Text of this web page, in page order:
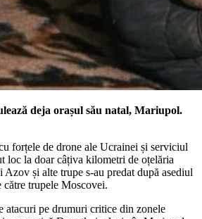
deja orașul său natal, Mariupol.
forțele de drone ale Ucrainei și serviciul
loc la doar câțiva kilometri de oțelăria
Azov și alte trupe s-au predat după asediul
trupele Moscovei.
atacuri pe drumuri critice din zonele